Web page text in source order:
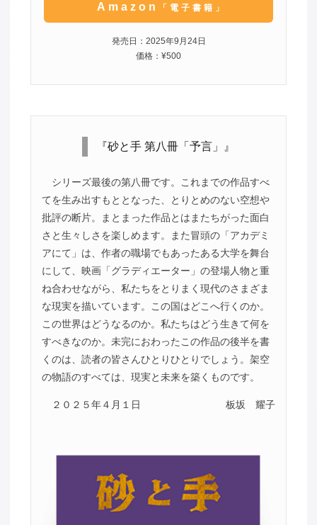
Amazon 「電子書籍」
発売日：2025年9月24日
価格：¥500
『砂と手 第八冊「予言」』
シリーズ最後の第八冊です。これまでの作品すべ
てを生み出すもととなった、とりとめのない空想や
批評の断片。まとまった作品とはまたちがった面白
さと生々しさを楽しめます。また冒頭の「アカデミ
アにて」は、作者の職場でもあったある大学を舞台
にして、映画「グラディエーター」の登場人物と重
ね合わせながら、私たちをとりまく現代のさまざま
な現実を描いています。この国はどこへ行くのか。
この世界はどうなるのか。私たちはどう生きて何を
すべきなのか。未完におわったこの作品の後半を書
くのは、読者の皆さんひとりひとりでしょう。架空
の物語のすべては、現実と未来を築くものです。
２０２５年４月１日 板坂 耀子